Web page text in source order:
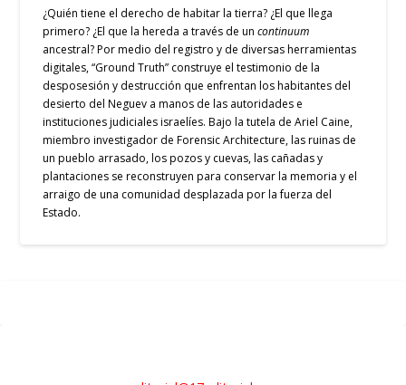
¿Quién tiene el derecho de habitar la tierra? ¿El que llega
primero? ¿El que la hereda a través de uncontinuum
ancestral? Por medio del registro y de diversas herramientas
digitales, “Ground Truth” construye el testimonio de la
desposesión y destrucción que enfrentan los habitantes del
desierto del Neguev a manos de las autoridades e
instituciones judiciales israelíes. Bajo la tutela de Ariel Caine,
miembro investigador de Forensic Architecture, las ruinas de
un pueblo arrasado, los pozos y cuevas, las cañadas y
plantaciones se reconstruyen para conservar la memoria y el
arraigo de una comunidad desplazada por la fuerza del
Estado.